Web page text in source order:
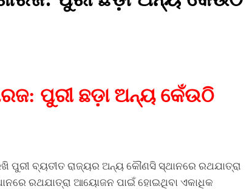
ପୁରୀ ଛଡ଼ା ଅନ୍ୟ କେଁଉଠି
ପୁରୀ ବ୍ୟତୀତ ରାଜ୍ୟର ଅନ୍ୟ କୌଣସି ସ୍ଥାନରେ ରଥଯାତ୍ରା
ରଥଯାତ୍ରା ଆୟୋଜନ ପାଇଁ ହୋଇଥିବା ଏକାଧିକ